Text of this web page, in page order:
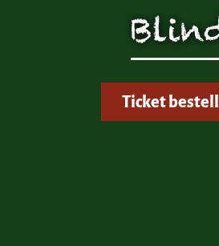
Ihrer auf dieser Webseite
"Gerne Alle annehmen" oder
manuell festlegen“ klicken, willigen
das Risiko, dass Ihre
Ticket